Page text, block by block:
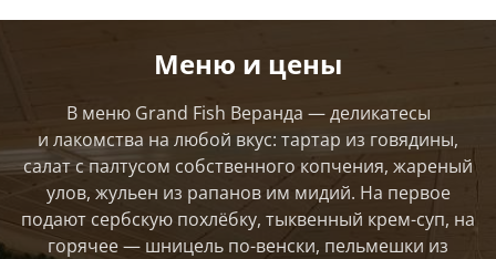
Меню и цены
В меню Grand Fish Веранда — деликатесы
и лакомства на любой вкус: тартар из говядины,
салат с палтусом собственного копчения, жареный
улов, жульен из рапанов им мидий. На первое
подают сербскую похлёбку, тыквенный крем-суп, на
горячее — шницель по-венски, пельмешки из